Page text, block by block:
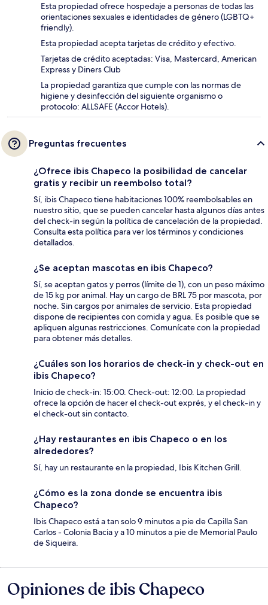
Esta propiedad ofrece hospedaje a personas de todas las
orientaciones sexuales e identidades de género (LGBTQ+
friendly).
Esta propiedad acepta tarjetas de crédito y efectivo.
Tarjetas de crédito aceptadas: Visa, Mastercard, American
Express y Diners Club
La propiedad garantiza que cumple con las normas de
higiene y desinfección del siguiente organismo o
protocolo: ALLSAFE (Accor Hotels).
Preguntas frecuentes
¿Ofrece ibis Chapeco la posibilidad de cancelar
gratis y recibir un reembolso total?
Sí, ibis Chapeco tiene habitaciones 100% reembolsables en
nuestro sitio, que se pueden cancelar hasta algunos días antes
del check-in según la política de cancelación de la propiedad.
Consulta esta política para ver los términos y condiciones
detallados.
¿Se aceptan mascotas en ibis Chapeco?
Sí, se aceptan gatos y perros (límite de 1), con un peso máximo
de 15 kg por animal. Hay un cargo de BRL 75 por mascota, por
noche. Sin cargos por animales de servicio. Esta propiedad
dispone de recipientes con comida y agua. Es posible que se
apliquen algunas restricciones. Comunícate con la propiedad
para obtener más detalles.
¿Cuáles son los horarios de check-in y check-out en
ibis Chapeco?
Inicio de check-in: 15:00. Check-out: 12:00. La propiedad
ofrece la opción de hacer el check-out exprés, y el check-in y
el check-out sin contacto.
¿Hay restaurantes en ibis Chapeco o en los
alrededores?
Sí, hay un restaurante en la propiedad, Ibis Kitchen Grill.
¿Cómo es la zona donde se encuentra ibis
Chapeco?
Ibis Chapeco está a tan solo 9 minutos a pie de Capilla San
Carlos - Colonia Bacia y a 10 minutos a pie de Memorial Paulo
de Siqueira.
Opiniones
Opiniones de ibis Chapeco